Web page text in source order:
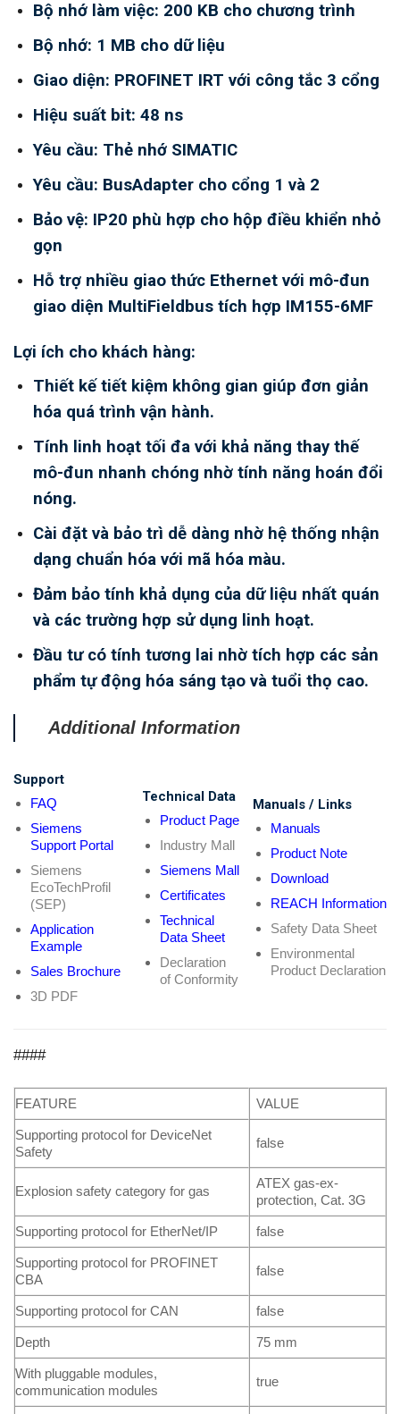
Bộ nhớ làm việc: 200 KB cho chương trình
Bộ nhớ: 1 MB cho dữ liệu
Giao diện: PROFINET IRT với công tắc 3 cổng
Hiệu suất bit: 48 ns
Yêu cầu: Thẻ nhớ SIMATIC
Yêu cầu: BusAdapter cho cổng 1 và 2
Bảo vệ: IP20 phù hợp cho hộp điều khiển nhỏ
gọn
Hỗ trợ nhiều giao thức Ethernet với mô-đun
giao diện MultiFieldbus tích hợp IM155-6MF
Lợi ích cho khách hàng:
Thiết kế tiết kiệm không gian giúp đơn giản
hóa quá trình vận hành.
Tính linh hoạt tối đa với khả năng thay thế
mô-đun nhanh chóng nhờ tính năng hoán đổi
nóng.
Cài đặt và bảo trì dễ dàng nhờ hệ thống nhận
dạng chuẩn hóa với mã hóa màu.
Đảm bảo tính khả dụng của dữ liệu nhất quán
và các trường hợp sử dụng linh hoạt.
Đầu tư có tính tương lai nhờ tích hợp các sản
phẩm tự động hóa sáng tạo và tuổi thọ cao.
Additional Information
Support
FAQ
Siemens
Support Portal
Siemens
EcoTechProfil
(SEP)
Application
Example
Sales Brochure
3D PDF
Technical Data
Product Page
Industry Mall
Siemens Mall
Certificates
Technical
Data Sheet
Declaration
of Conformity
Manuals / Links
Manuals
Product Note
Download
REACH Information
Safety Data Sheet
Environmental
Product Declaration
####
FEATURE VALUE
Supporting protocol for DeviceNet
Safety
false
Explosion safety category for gas
ATEX gas-ex-
protection, Cat. 3G
Supporting protocol for EtherNet/IP false
Supporting protocol for PROFINET
CBA
false
Supporting protocol for CAN false
Depth 75 mm
With pluggable modules,
communication modules
true